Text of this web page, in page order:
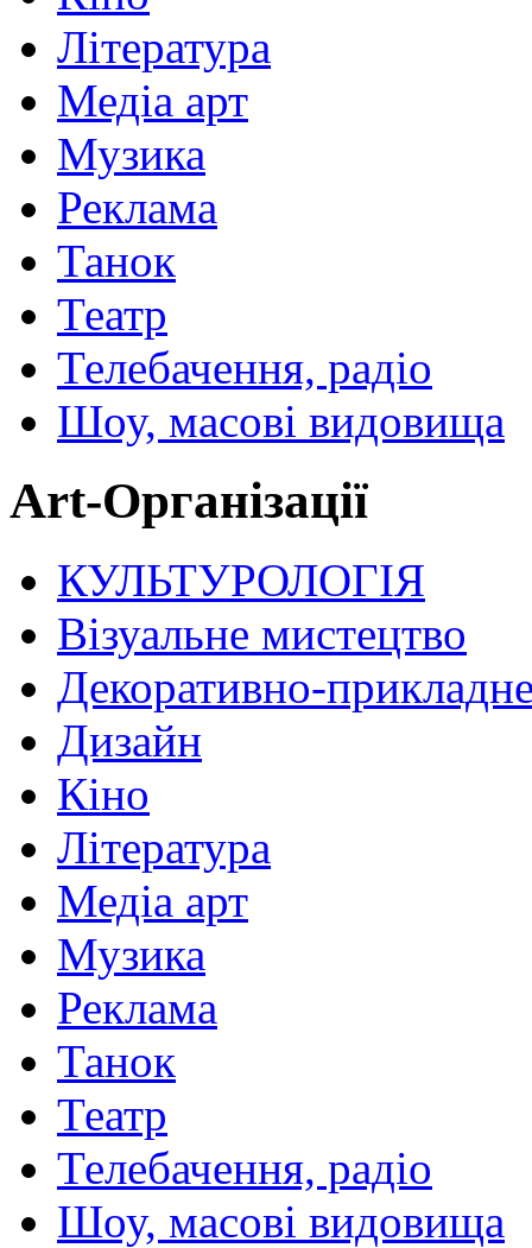
Література
Медіа арт
Музика
Реклама
Танок
Театр
Телебачення, радіо
Шоу, масові видовища
Art-Організації
КУЛЬТУРОЛОГІЯ
Візуальне мистецтво
Декоративно-
Дизайн
Кіно
Література
Медіа арт
Музика
Реклама
Танок
Театр
Телебачення, радіо
Шоу, масові видовища